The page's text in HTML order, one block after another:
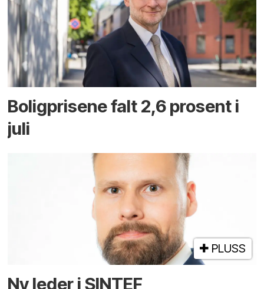
Boligprisene falt 2,6 prosent i
juli
PLUSS
Ny leder i SINTEF